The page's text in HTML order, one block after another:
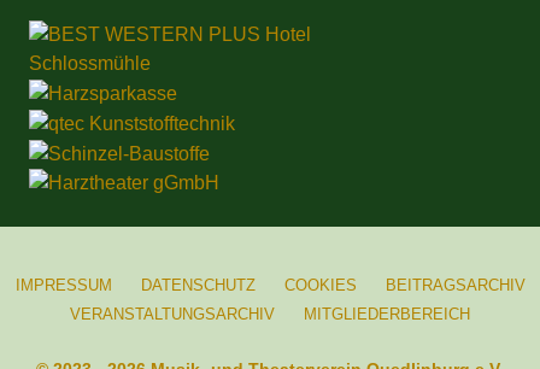
IMPRESSUM DATENSCHUTZ COOKIES
BEITRAGSARCHIV
VERANSTALTUNGSARCHIV
MITGLIEDERBEREICH